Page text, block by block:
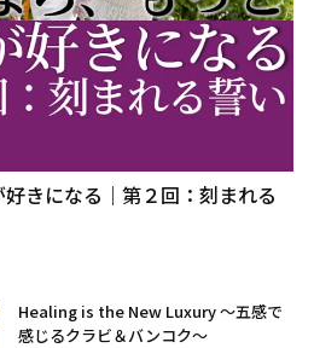
きになる｜第２回：刻まれる
Healing is the New Luxury ～五感で
感じるクラビ＆バンコク～